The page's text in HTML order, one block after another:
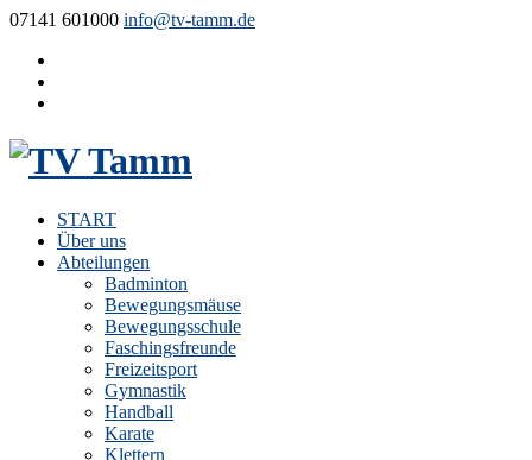
07141 601000 info@tv-tamm.de
START
Über uns
Abteilungen
Badminton
Bewegungsmäuse
Bewegungsschule
Faschingsfreunde
Freizeitsport
Gymnastik
Handball
Karate
Klettern